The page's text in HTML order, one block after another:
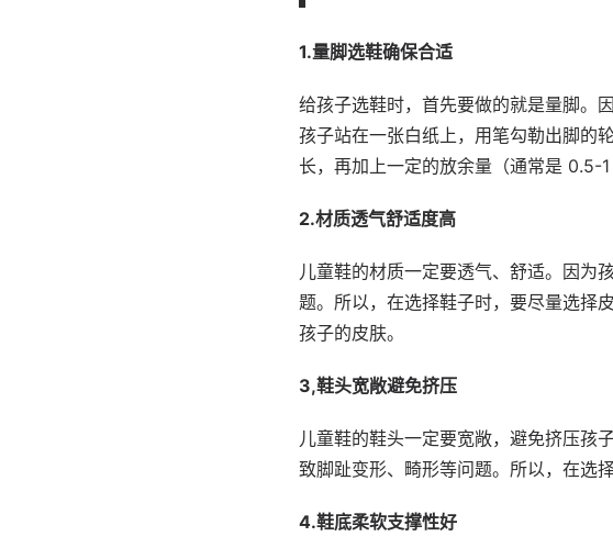
1.量脚选鞋确保合适
给孩子选鞋时，首先要做的就是量脚。
孩子站在一张白纸上，用笔勾勒出脚的
长，再加上一定的放余量（通常是 0.5-
2.材质透气舒适度高
儿童鞋的材质一定要透气、舒适。因为
题。所以，在选择鞋子时，要尽量选择
孩子的皮肤。
3,鞋头宽敞避免挤压
儿童鞋的鞋头一定要宽敞，避免挤压孩
致脚趾变形、畸形等问题。所以，在选
4.鞋底柔软支撑性好